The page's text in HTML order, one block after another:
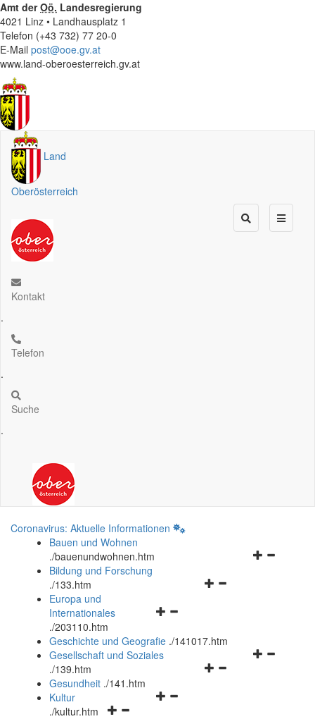
Amt derOö. Landesregierung
4021 Linz • Landhausplatz 1
Telefon (+43 732) 77 20-0
E-Mail post@ooe.gv.at
www.land-oberoesterreich.gv.at
Land
Oberösterreich
Kontakt
.
Telefon
.
Suche
.
Coronavirus: Aktuelle Informationen
Bauen und Wohnen
./bauenundwohnen.htm
Navigationsmenü
Bildung und Forschung
./133.htm
Navigationsmenü
und
schließen
Europa und
Internationales
./203110.htm
Geschichte und Geografie ./141017.htm
Navigationsmenü
Gesellschaft und Soziales
./139.htm
Navigationsmenü
Gesundheit ./141.htm
Navigationsmenü
Kultur
./kultur.htm